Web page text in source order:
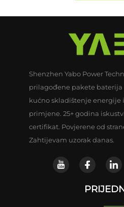
Shenzhen Yabo Power
prilagođene pakete baterija
kućno skladištenje energije
primjene. 25+ godina
certifikat. Povjerene od
Zahtijevam uzorak danas.